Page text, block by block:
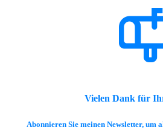
Vielen Dank für
Abonnieren Sie meinen Newsletter, um